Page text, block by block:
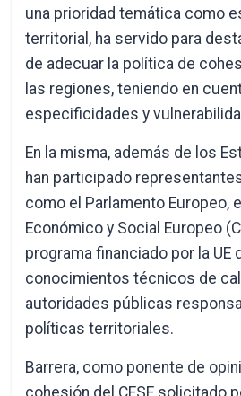
una prioridad temática como
territorial, ha servido para
de adecuar la política de
las regiones, teniendo en
especificidades y
En la misma, además de los
han participado
como el Parlamento Europeo,
Económico y Social Europeo
programa financiado por la UE
conocimientos técnicos de
autoridades públicas
políticas territoriales.
Barrera, como ponente de
cohesión del CESE solicitado